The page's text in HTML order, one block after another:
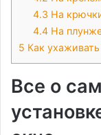
4.3 На
4.4 На
5 Как
Все о